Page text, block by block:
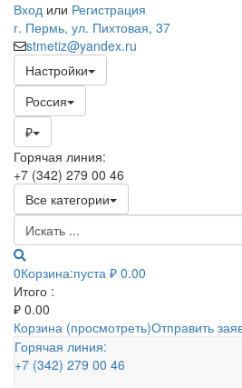
Вход или Регистрация
г. Пермь, ул. Пихтовая, 37
stmetiz@yandex.ru
Настройки
Россия
₽
Горячая линия:
+7 (342) 279 00 46
Все категории
0Корзина:пуста ₽ 0.00
Итого :
₽ 0.00
Корзина (просмотреть)Отправить
Горячая линия:
+7 (342) 279 00 46